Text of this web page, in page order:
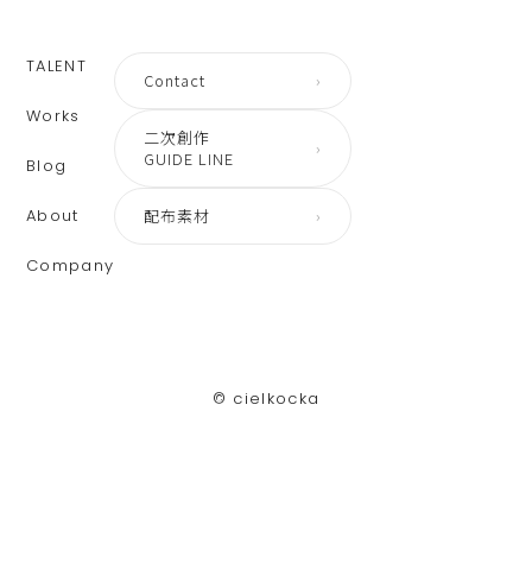
TALENT
Works
Blog
About
Company
Contact ›
二次創作
GUIDE LINE
›
配布素材 ›
©︎ cielkocka